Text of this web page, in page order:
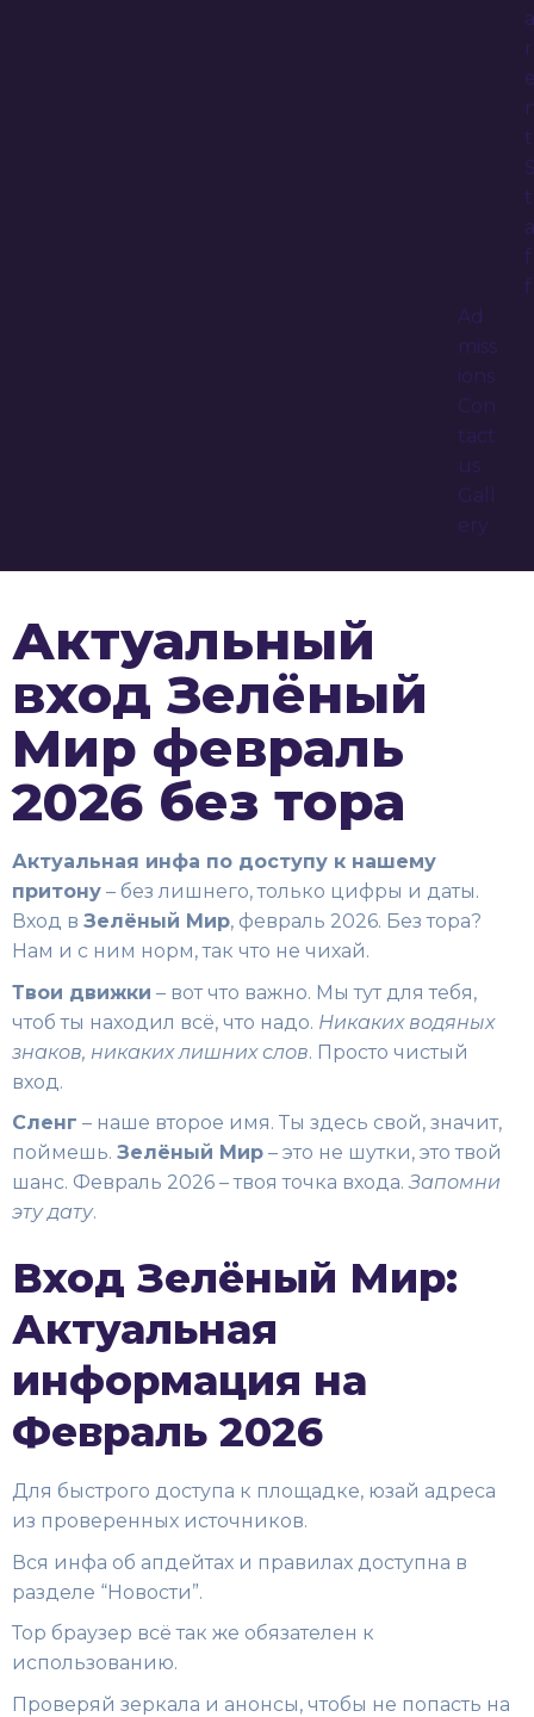
r
t
t
f
f
Ad
miss
ions
Con
tact
us
Gall
ery
Актуальный
вход Зелёный
Мир февраль
2026 без тора
Актуальная инфа по доступу к нашему
притону – без лишнего, только цифры и даты.
Вход в Зелёный Мир, февраль 2026. Без тора?
Нам и с ним норм, так что не чихай.
Твои движки – вот что важно. Мы тут для тебя,
чтоб ты находил всё, что надо. Никаких водяных
знаков, никаких лишних слов. Просто чистый
вход.
Сленг – наше второе имя. Ты здесь свой, значит,
поймешь. Зелёный Мир – это не шутки, это твой
шанс. Февраль 2026 – твоя точка входа.Запомни
эту дату.
Вход Зелёный Мир:
Актуальная
информация на
Февраль 2026
Для быстрого доступа к площадке, юзай адреса
из проверенных источников.
Вся инфа об апдейтах и правилах доступна в
разделе “Новости”.
Тор браузер всё так же обязателен к
использованию.
Проверяй зеркала и анонсы, чтобы не попасть на